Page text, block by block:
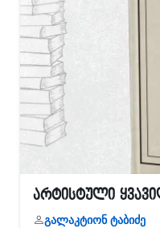
არტისტული
გალაკტიონ ტაბიძე